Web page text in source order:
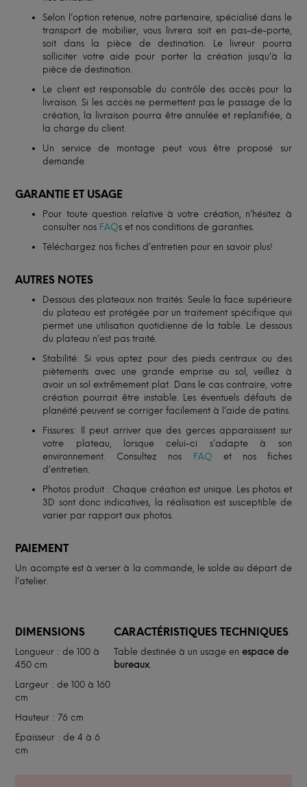
Selon l’option retenue, notre partenaire, spécialisé dans le
transport de mobilier, vous livrera soit en pas-de-porte,
soit dans la pièce de destination. Le livreur pourra
solliciter votre aide pour porter la création jusqu’à la
pièce de destination.
Le client est responsable du contrôle des accès pour la
livraison. Si les accès ne permettent pas le passage de la
création, la livraison pourra être annulée et replanifiée, à
la charge du client.
Un service de montage peut vous être proposé sur
demande.
GARANTIE ET USAGE
Pour toute question relative à votre création, n’hésitez à
consulter nos FAQs et nos conditions de garanties.
Téléchargez nos fiches d’entretien pour en savoir plus!
AUTRES NOTES
Dessous des plateaux non traités: Seule la face supérieure
du plateau est protégée par un traitement spécifique qui
permet une utilisation quotidienne de la table. Le dessous
du plateau n’est pas traité.
Stabilité: Si vous optez pour des pieds centraux ou des
piètements avec une grande emprise au sol, veillez à
avoir un sol extrêmement plat. Dans le cas contraire, votre
création pourrait être instable. Les éventuels défauts de
planéité peuvent se corriger facilement à l’aide de patins.
Fissures: Il peut arriver que des gerces apparaissent sur
votre plateau, lorsque celui-ci s’adapte à son
environnement. Consultez nos FAQ et nos fiches
d’entretien.
Photos produit : Chaque création est unique. Les photos et
3D sont donc indicatives, la réalisation est susceptible de
varier par rapport aux photos.
PAIEMENT
Un acompte est à verser à la commande, le solde au départ de
l’atelier.
DIMENSIONS
Longueur : de 100 à
450 cm
Largeur : de 100 à 160
cm
Hauteur : 76 cm
Epaisseur : de 4 à 6
cm
CARACTÉRISTIQUES TECHNIQUES
Table destinée à un usage enespace de
bureaux